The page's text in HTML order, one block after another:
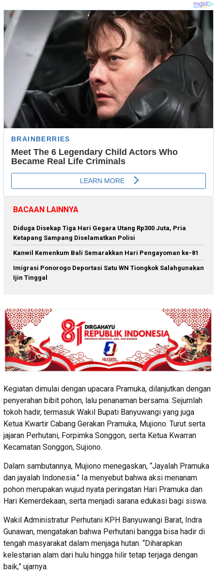
BACAAN LAINNYA
Diduga Disekap Tiga Hari Gegara Utang Rp300 Juta, Pria
Ketapang Sampang Diselamatkan Polisi
Kanwil Kemenkum Bali Semarakkan Hari Pengayoman ke-81
Imigrasi Ponorogo Deportasi Satu WN Tiongkok Salahgunakan
Ijin Tinggal
Kegiatan dimulai dengan upacara Pramuka, dilanjutkan dengan
penyerahan bibit pohon, lalu penanaman bersama. Sejumlah
tokoh hadir, termasuk Wakil Bupati Banyuwangi yang juga
Ketua Kwartir Cabang Gerakan Pramuka, Mujiono. Turut serta
jajaran Perhutani, Forpimka Songgon, serta Ketua Kwarran
Kecamatan Songgon, Sujiono.
Dalam sambutannya, Mujiono menegaskan, “Jayalah Pramuka
dan jayalah Indonesia.” Ia menyebut bahwa aksi menanam
pohon merupakan wujud nyata peringatan Hari Pramuka dan
Hari Kemerdekaan, serta menjadi sarana edukasi bagi siswa.
Wakil Administratur Perhutani KPH Banyuwangi Barat, Indra
Gunawan, mengatakan bahwa Perhutani bangga bisa hadir di
tengah masyarakat dalam menjaga hutan. “Diharapkan
kelestarian alam dari hulu hingga hilir tetap terjaga dengan
baik,” ujarnya.